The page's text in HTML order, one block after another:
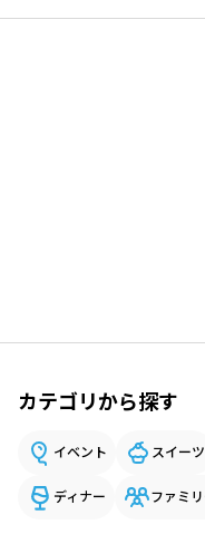
カテゴリから探す
イベント スイーツ
ディナー ファミ